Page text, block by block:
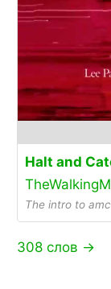
Halt and
308 слов →